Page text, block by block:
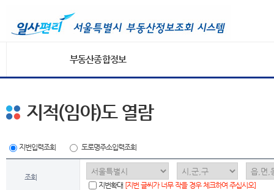
부동산종합정보
지적(임야)도 열람
지번입력조회 도로명주소입력조회
조회
지번확대 [지번 글씨가 너무 작을 경우 체크하여 주십시오]